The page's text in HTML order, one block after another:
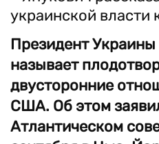
Президент
называет
двусторонние
США. Об этом
Атлантическом